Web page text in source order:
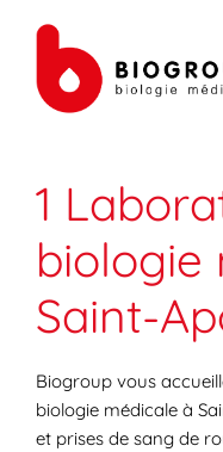
PRÉPAREZ VOS
LES SPÉCIALITÉS DE
VOTRE ESPACE PATIENT
1
biologie
Saint-
Biogroup vous
biologie médicale à
et prises de sang de